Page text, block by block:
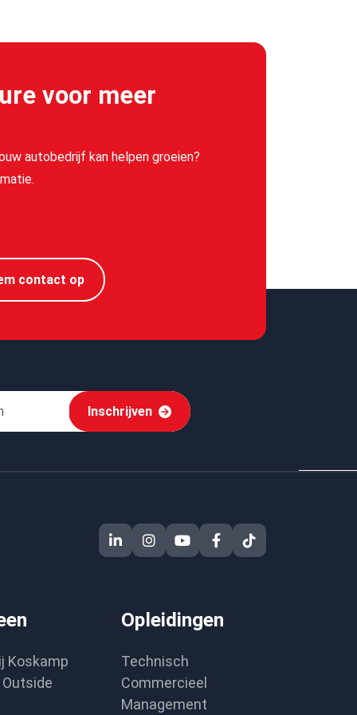
voor meer
autobedrijf kan helpen groeien?
contact op
Inschrijven
Koskamp
Opleidingen
Technisch
Commercieel
Management